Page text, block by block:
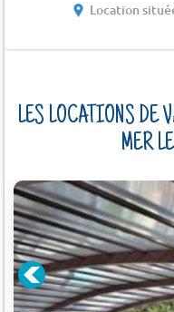
Location
LES LOCATIONS DE
MER